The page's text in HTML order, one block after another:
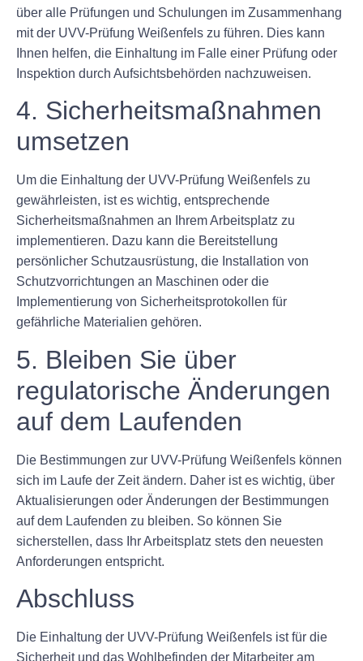
über alle Prüfungen und Schulungen im Zusammenhang
mit der UVV-Prüfung Weißenfels zu führen. Dies kann
Ihnen helfen, die Einhaltung im Falle einer Prüfung oder
Inspektion durch Aufsichtsbehörden nachzuweisen.
4. Sicherheitsmaßnahmen
umsetzen
Um die Einhaltung der UVV-Prüfung Weißenfels zu
gewährleisten, ist es wichtig, entsprechende
Sicherheitsmaßnahmen an Ihrem Arbeitsplatz zu
implementieren. Dazu kann die Bereitstellung
persönlicher Schutzausrüstung, die Installation von
Schutzvorrichtungen an Maschinen oder die
Implementierung von Sicherheitsprotokollen für
gefährliche Materialien gehören.
5. Bleiben Sie über
regulatorische Änderungen
auf dem Laufenden
Die Bestimmungen zur UVV-Prüfung Weißenfels können
sich im Laufe der Zeit ändern. Daher ist es wichtig, über
Aktualisierungen oder Änderungen der Bestimmungen
auf dem Laufenden zu bleiben. So können Sie
sicherstellen, dass Ihr Arbeitsplatz stets den neuesten
Anforderungen entspricht.
Abschluss
Die Einhaltung der UVV-Prüfung Weißenfels ist für die
Sicherheit und das Wohlbefinden der Mitarbeiter am